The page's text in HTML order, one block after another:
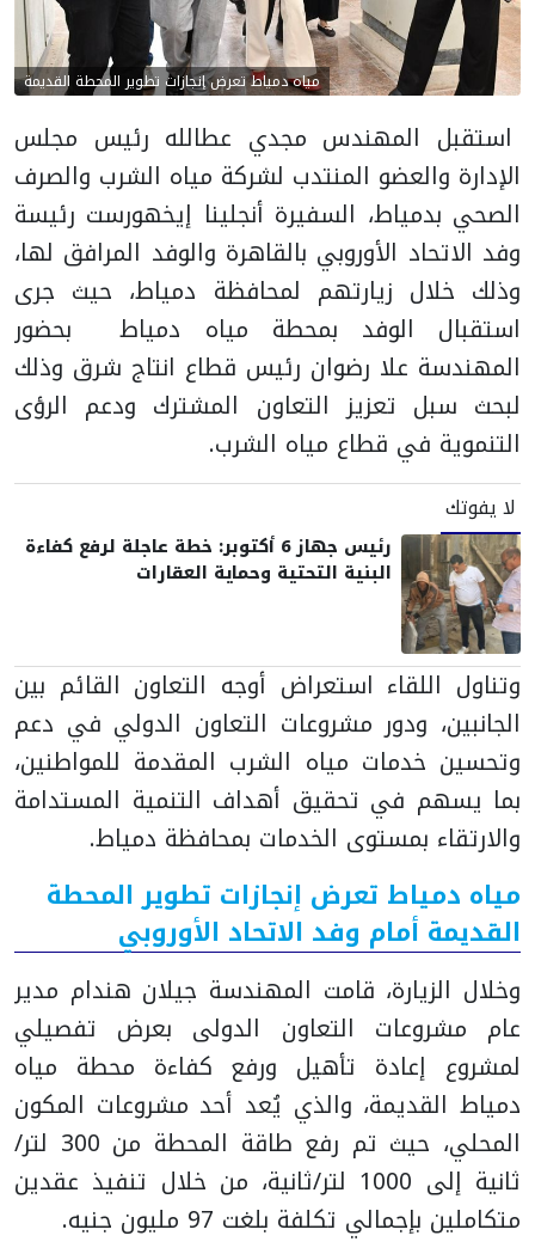
مياه دمياط تعرض إنجازات تطوير المحطة القديمة
استقبل المهندس مجدي عطالله رئيس مجلس
الإدارة والعضو المنتدب لشركة مياه الشرب والصرف
الصحي بدمياط، السفيرة أنجلينا إيخهورست رئيسة
وفد الاتحاد الأوروبي بالقاهرة والوفد المرافق لها،
وذلك خلال زيارتهم لمحافظة دمياط، حيث جرى
استقبال الوفد بمحطة مياه دمياط بحضور
المهندسة علا رضوان رئيس قطاع انتاج شرق وذلك
لبحث سبل تعزيز التعاون المشترك ودعم الرؤى
التنموية في قطاع مياه الشرب.
لا يفوتك
رئيس جهاز 6 أكتوبر: خطة عاجلة لرفع كفاءة
البنية التحتية وحماية العقارات
وتناول اللقاء استعراض أوجه التعاون القائم بين
الجانبين، ودور مشروعات التعاون الدولي في دعم
وتحسين خدمات مياه الشرب المقدمة للمواطنين،
بما يسهم في تحقيق أهداف التنمية المستدامة
والارتقاء بمستوى الخدمات بمحافظة دمياط.
مياه دمياط تعرض إنجازات تطوير المحطة
القديمة أمام وفد الاتحاد الأوروبي
وخلال الزيارة، قامت المهندسة جيلان هندام مدير
عام مشروعات التعاون الدولى بعرض تفصيلي
لمشروع إعادة تأهيل ورفع كفاءة محطة مياه
دمياط القديمة، والذي يُعد أحد مشروعات المكون
المحلي، حيث تم رفع طاقة المحطة من 300 لتر/
ثانية إلى 1000 لتر/ثانية، من خلال تنفيذ عقدين
متكاملين بإجمالي تكلفة بلغت 97 مليون جنيه.